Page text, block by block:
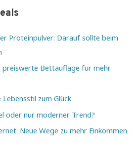
Proteinpulver: Darauf sollte beim
Bettauflage für mehr
zum Glück
oder nur moderner Trend?
Neue Wege zu mehr Einkommen